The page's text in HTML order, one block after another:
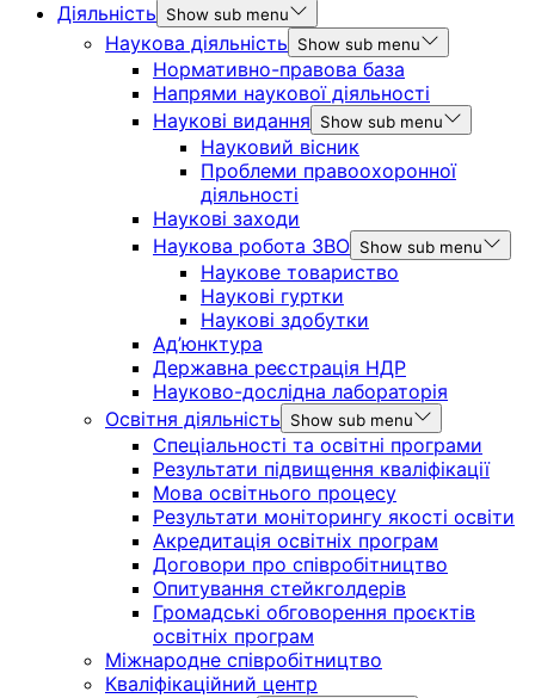
Діяльність
Show sub menu
Наукова діяльність Show sub menu
Нормативно-правова база
Напрями наукової діяльності
Наукові видання
Show sub menu
Науковий вісник
Проблеми правоохоронної
діяльності
Наукові заходи
Наукова робота ЗВО Show sub menu
Наукове товариство
Наукові гуртки
Наукові здобутки
Ад’юнктура
Державна реєстрація НДР
Науково-дослідна лабораторія
Освітня діяльність
Show sub menu
Спеціальності та освітні програми
Результати підвищення кваліфікації
Мова освітнього процесу
Результати моніторингу якості освіти
Акредитація освітніх програм
Договори про співробітництво
Опитування стейкголдерів
Громадські обговорення проєктів
освітніх програм
Міжнародне співробітництво
Кваліфікаційний центр